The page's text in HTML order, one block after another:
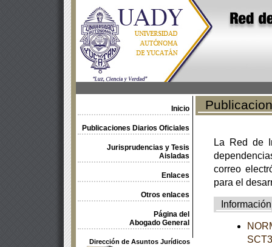
Inicio
Publicaciones Diarios Oficiales
Jurisprudencias y Tesis
Aisladas
Enlaces
Otros enlaces
Página del
Abogado General
Dirección de Asuntos Jurídicos
La Red de
correo
para el
Información